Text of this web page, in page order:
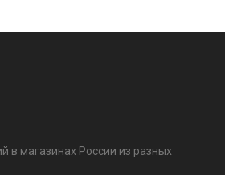
в магазинах России из разных